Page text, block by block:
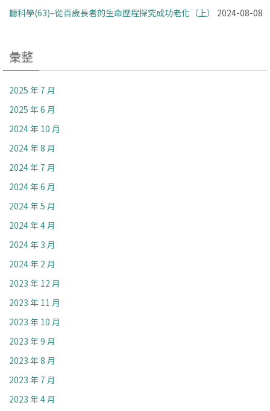
聽科學(63)–從百歲長者的生命歷程探究成功老化（上）
2024-08-08
彙整
2025 年 7 月
2025 年 6 月
2024 年 10 月
2024 年 8 月
2024 年 7 月
2024 年 6 月
2024 年 5 月
2024 年 4 月
2024 年 3 月
2024 年 2 月
2023 年 12 月
2023 年 11 月
2023 年 10 月
2023 年 9 月
2023 年 8 月
2023 年 7 月
2023 年 4 月